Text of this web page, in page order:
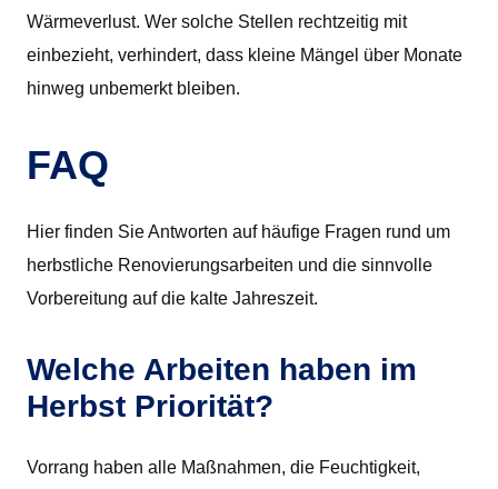
Wärmeverlust. Wer solche Stellen rechtzeitig mit
einbezieht, verhindert, dass kleine Mängel über Monate
hinweg unbemerkt bleiben.
FAQ
Hier finden Sie Antworten auf häufige Fragen rund um
herbstliche Renovierungsarbeiten und die sinnvolle
Vorbereitung auf die kalte Jahreszeit.
Welche Arbeiten haben im
Herbst Priorität?
Vorrang haben alle Maßnahmen, die Feuchtigkeit,